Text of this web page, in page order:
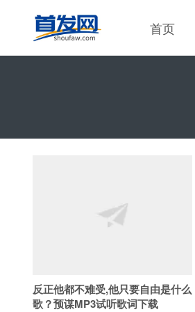
首页
反正他都不难受,他只要自由是什么
歌？预谋MP3试听歌词下载